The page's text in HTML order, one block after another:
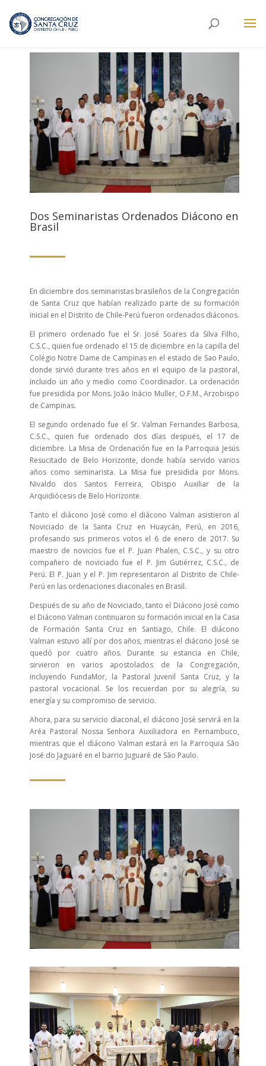
Dos Seminaristas Ordenados Diácono en
Brasil
En diciembre dos seminaristas brasileños de la Congregación
de Santa Cruz que habían realizado parte de su formación
inicial en el Distrito de Chile-Perú fueron ordenados diáconos.
El primero ordenado fue el Sr. José Soares da Silva Filho,
C.S.C., quien fue ordenado el 15 de diciembre en la capilla del
Colégio Notre Dame de Campinas en el estado de Sao Paulo,
donde sirvió durante tres años en el equipo de la pastoral,
incluido un año y medio como Coordinador. La ordenación
fue presidida por Mons. João Inácio Muller, O.F.M., Arzobispo
de Campinas.
El segundo ordenado fue el Sr. Valman Fernandes Barbosa,
C.S.C., quien fue ordenado dos días después, el 17 de
diciembre. La Misa de Ordenación fue en la Parroquia Jesús
Resucitado de Belo Horizonte, donde había servido varios
años como seminarista. La Misa fue presidida por Mons.
Nivaldo dos Santos Ferreira, Obispo Auxiliar de la
Arquidiócesis de Belo Horizonte.
Tanto el diácono José como el diácono Valman asistieron al
Noviciado de la Santa Cruz en Huaycán, Perú, en 2016,
profesando sus primeros votos el 6 de enero de 2017. Su
maestro de novicios fue el P. Juan Phalen, C.S.C., y su otro
compañero de noviciado fue el P. Jim Gutiérrez, C.S.C., de
Perú. El P. Juan y el P. Jim representaron al Distrito de Chile-
Perú en las ordenaciones diaconales en Brasil.
Después de su año de Noviciado, tanto el Diácono José como
el Diácono Valman continuaron su formación inicial en la Casa
de Formación Santa Cruz en Santiago, Chile. El diácono
Valman estuvo allí por dos años, mientras el diácono José se
quedó por cuatro años. Durante su estancia en Chile,
sirvieron en varios apostolados de la Congregación,
incluyendo FundaMor, la Pastoral Juvenil Santa Cruz, y la
pastoral vocacional. Se los recuerdan por su alegría, su
energía y su compromiso de servicio.
Ahora, para su servicio diaconal, el diácono José servirá en la
Aréa Pastoral Nossa Senhora Auxiliadora en Pernambuco,
mientras que el diácono Valman estará en la Parroquia São
José do Jaguaré en el barrio Juguaré de São Paulo.